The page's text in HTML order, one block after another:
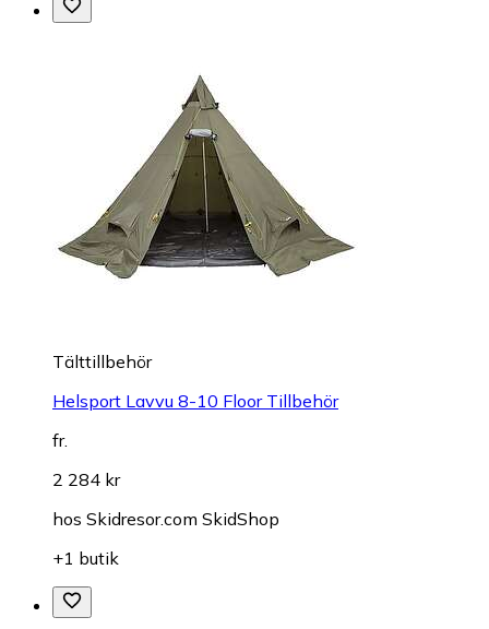
Tälttillbehör
Helsport Lavvu 8-10 Floor Tillbehör
fr.
2 284 kr
hos Skidresor.com SkidShop
+1 butik